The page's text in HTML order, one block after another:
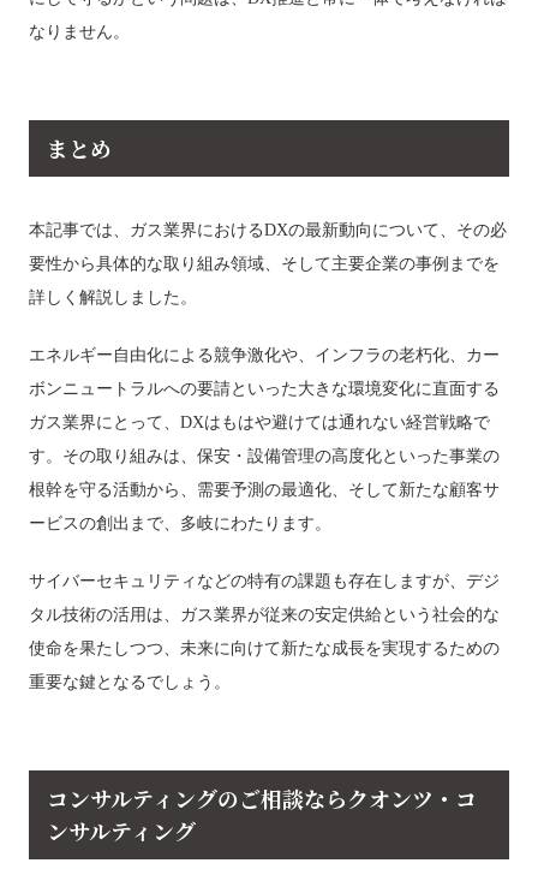
なりません。
まとめ
本記事では、ガス業界におけるDXの最新動向について、その必
要性から具体的な取り組み領域、そして主要企業の事例までを
詳しく解説しました。
エネルギー自由化による競争激化や、インフラの老朽化、カー
ボンニュートラルへの要請といった大きな環境変化に直面する
ガス業界にとって、DXはもはや避けては通れない経営戦略で
す。その取り組みは、保安・設備管理の高度化といった事業の
根幹を守る活動から、需要予測の最適化、そして新たな顧客サ
ービスの創出まで、多岐にわたります。
サイバーセキュリティなどの特有の課題も存在しますが、デジ
タル技術の活用は、ガス業界が従来の安定供給という社会的な
使命を果たしつつ、未来に向けて新たな成長を実現するための
重要な鍵となるでしょう。
コンサルティングのご相談ならクオンツ・コ
ンサルティング